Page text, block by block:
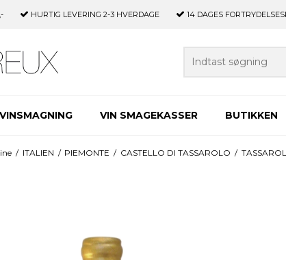
HURTIG LEVERING 2-3 HVERDAGE 14 DAGES
VINSMAGNING VIN SMAGEKASSER BUTIKKEN
/ ITALIEN / PIEMONTE / CASTELLO DI TASSAROLO /